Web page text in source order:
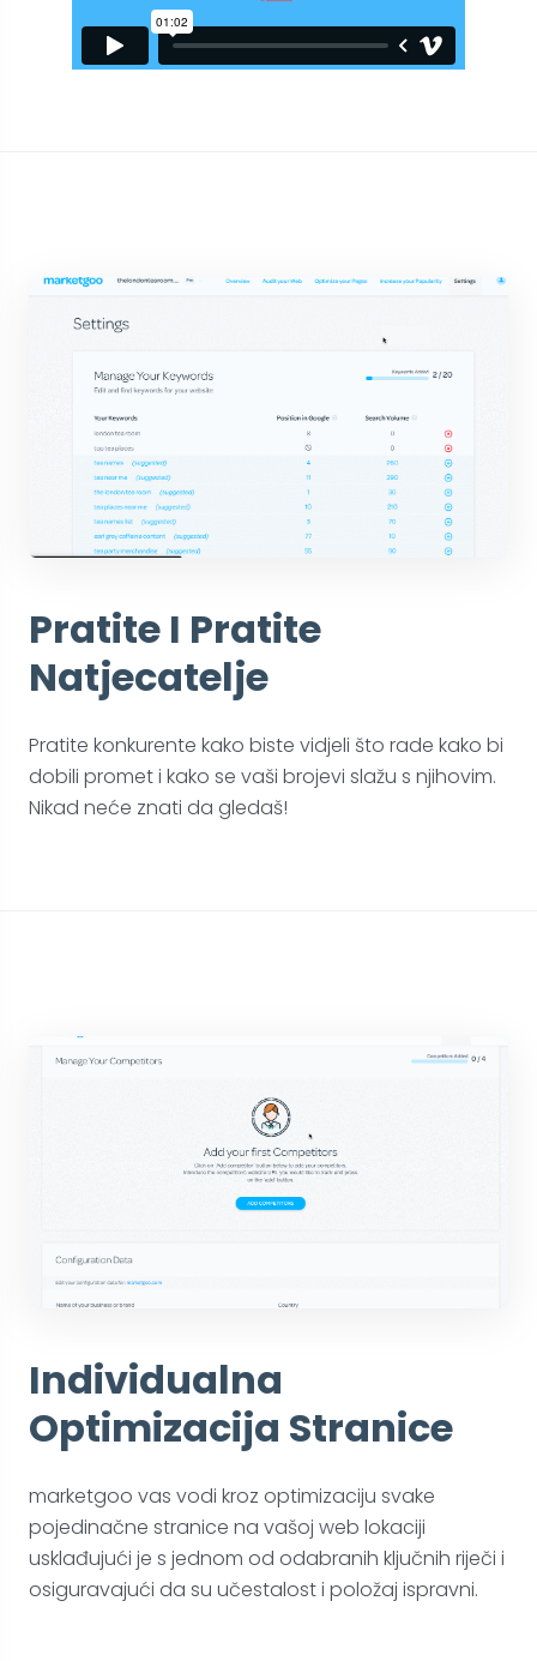
Pratite I Pratite
Natjecatelje
Pratite konkurente kako biste vidjeli što rade kako bi
dobili promet i kako se vaši brojevi slažu s njihovim.
Nikad neće znati da gledaš!
Individualna
Optimizacija Stranice
marketgoo vas vodi kroz optimizaciju svake
pojedinačne stranice na vašoj web lokaciji
usklađujući je s jednom od odabranih ključnih riječi i
osiguravajući da su učestalost i položaj ispravni.